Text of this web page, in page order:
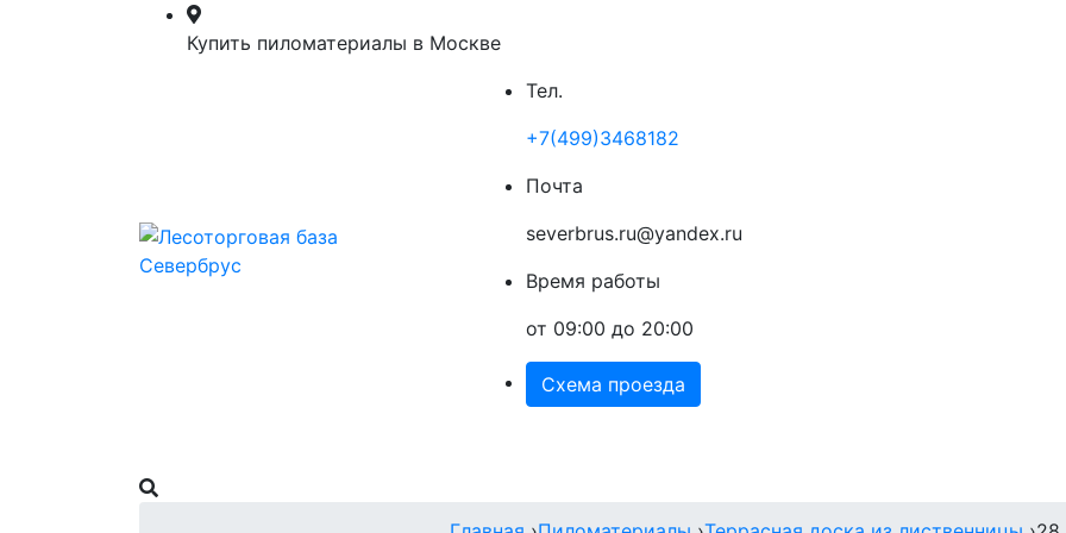
Купить пиломатериалы в Москве
Тел.
+7(499)3468182
Почта
severbrus.ru@yandex.ru
Время работы
от 09:00 до 20:00
Схема проезда